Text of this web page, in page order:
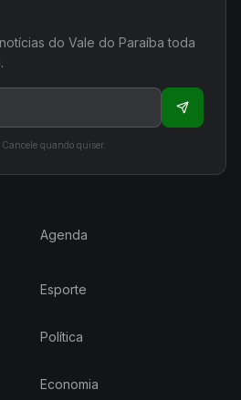
do Vale do Paraíba toda
quando quiser.
Agenda
Esporte
Política
Economia